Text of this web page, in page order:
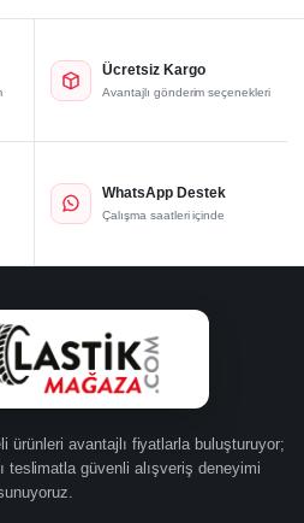
Ücretsiz Kargo
Avantajlı gönderim seçenekleri
WhatsApp Destek
Çalışma saatleri içinde
ürünleri avantajlı fiyatlarla buluşturuyor;
teslimatla güvenli alışveriş deneyimi